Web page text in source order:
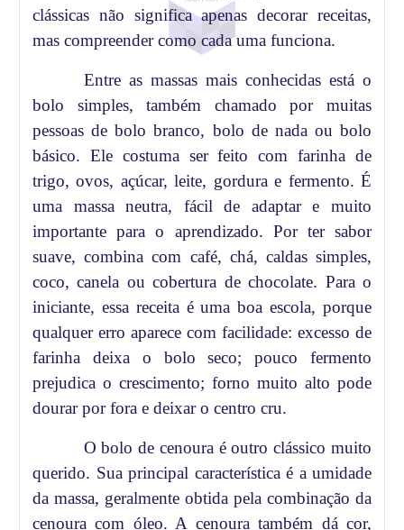
clássicas não significa apenas decorar receitas,
mas compreender como cada uma funciona.
Entre as massas mais conhecidas está o
bolo simples, também chamado por muitas
pessoas de bolo branco, bolo de nada ou bolo
básico. Ele costuma ser feito com farinha de
trigo, ovos, açúcar, leite, gordura e fermento. É
uma massa neutra, fácil de adaptar e muito
importante para o aprendizado. Por ter sabor
suave, combina com café, chá, caldas simples,
coco, canela ou cobertura de chocolate. Para o
iniciante, essa receita é uma boa escola, porque
qualquer erro aparece com facilidade: excesso de
farinha deixa o bolo seco; pouco fermento
prejudica o crescimento; forno muito alto pode
dourar por fora e deixar o centro cru.
O bolo de cenoura é outro clássico muito
querido. Sua principal característica é a umidade
da massa, geralmente obtida pela combinação da
cenoura com óleo. A cenoura também dá cor,